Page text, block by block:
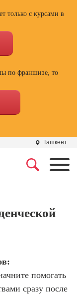
только с курсами в
по франшизе, то
Ташкент
Специалист по
поисковой
Профессия
Интернет-
помогать
сразу после